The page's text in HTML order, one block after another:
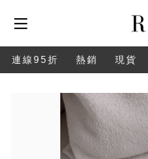
連線95折 熱銷 現貨